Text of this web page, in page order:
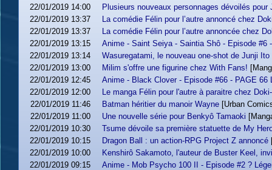
22/01/2019 14:00
Plusieurs nouveaux personnages dévoilés pour
22/01/2019 13:37
La comédie Félin pour l’autre annoncé chez
22/01/2019 13:37
La comédie Félin pour l’autre annoncée chez
22/01/2019 13:15
Anime - Saint Seiya - Saintia Shô - Episode #6
22/01/2019 13:14
Wasuregatami, le nouveau one-shot de Junji Ito
22/01/2019 13:00
Milim s'offre une figurine chez With Fans!
22/01/2019 12:45
Anime - Black Clover - Episode #66 - PAGE 66
22/01/2019 12:00
Le manga Félin pour l'autre à paraitre chez
22/01/2019 11:46
Batman héritier du manoir Wayne [Urban
22/01/2019 11:00
Une nouvelle série pour Benkyô Tamaoki
22/01/2019 10:30
Tsume dévoile sa première statuette de My
22/01/2019 10:15
Dragon Ball : un action-RPG Project Z annoncé
22/01/2019 10:00
Kenshirô Sakamoto, l'auteur de Buster Keel,
22/01/2019 09:15
Anime - Mob Psycho 100 II - Episode #2 ?